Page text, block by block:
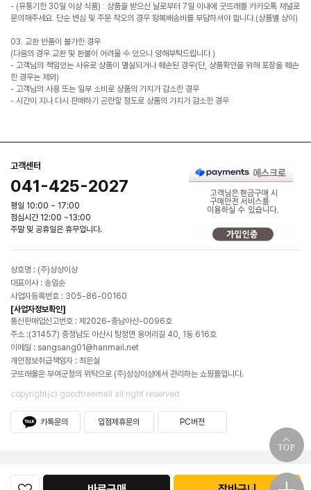
- (유통기한 30일 이상 식품) : 상품을 받으신 날로부터 7일 이내에 굿뜨래몰 카카오톡 채널로
문의해주세요. 단순 변심 및 주문 착오의 경우 왕복배송비를 부담하셔야 합니다.(상품별 상이)
03. 교환 반품이 불가한 경우
(다음의 경우 교환 및 환불이 어려울 수 있으니 양해부탁드립니다.)
- 고객님의 책임있는 사유로 상품이 멸실되거나 훼손된 경우(단, 상품확인을 위해 포장을 훼손
한 경우는 제외)
- 고객님의 사용 또는 일부 소비로 상품의 가치가 감소한 경우
- 시간이 지나 다시 판매하기 곤란할 정도로 상품의 가치가 감소한 경우
고객센터
041-425-2027
평일 10:00 ~ 17:00
점심시간 12:00 ~13:00
주말 및 공휴일은 휴무입니다.
상호명 : (주)상상이상
대표이사 : 송임순
사업자등록번호 : 305-86-00160
[사업자정보확인]
통신판매업신고번호 : 제2026-충남아산-0096호
주소 :(31457) 충청남도 아산시 탕정면 용머리길 40, 1동 616호
이메일 : sangsang01@hanmail.net
개인정보취급책임자 : 최은실
굿뜨래몰은 부여군청의 위탁으로 (주)상상이상에서 관리하는 쇼핑몰입니다.
copyright(c) goodtraemall all right reserved
카톡문의 입점제휴문의 PC버전
TOP